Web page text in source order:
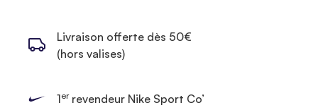
Livraison offerte dès 50€
(hors valises)
1errevendeur Nike Sport Co’